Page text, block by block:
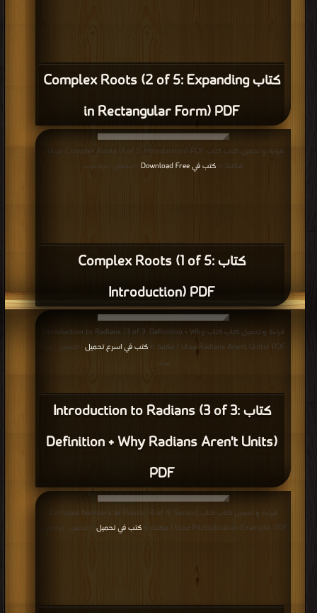
كتاب Complex Roots (2 of 5: Expanding
in Rectangular Form) PDF
كتاب Complex Roots (1 of 5:
Introduction) PDF
قراءة و تحميل كتاب كتاب Complex Roots (1 of 5: Introduction) PDF مجانا |
مكتبة > كتب في Download Free | التحميل : مرة/مرات
كتاب Introduction to Radians (3 of 3:
Definition + Why Radians Aren't Units)
PDF
قراءة و تحميل كتاب كتاب Introduction to Radians (3 of 3: Definition + Why
Radians Aren't Units) PDF مجانا | مكتبة >
كتب في اسرع تحميل
| التحميل : مرة/
مرات
قراءة و تحميل كتاب كتاب Complex Numbers as Points (4 of 4: Second
Multiplication Example) PDF مجانا | مكتبة >
كتب في تحميل | التحميل : مرة/مرات